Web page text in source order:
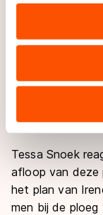
websiteverkeer
uw gebruik van
combineren met
verstrekt of die
Sommige
landen buiten de
adequaat
Door op
overdracht.
vanwege
een ramp voor
rondbellen om
het op deze
Tessa Snoek
afloop van deze
het plan van
men bij de ploeg